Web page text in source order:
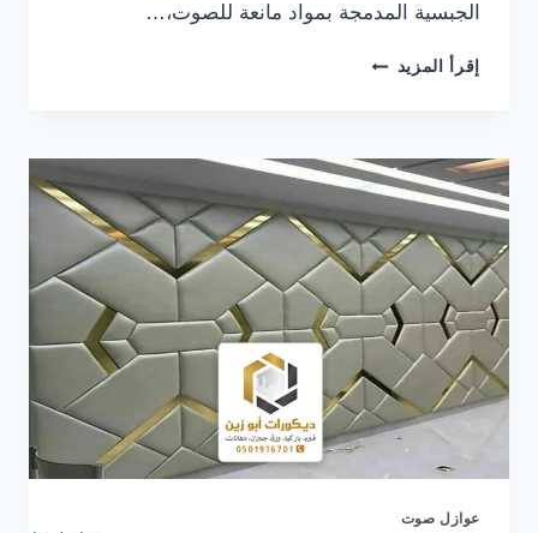
الجبسية المدمجة بمواد مانعة للصوت،…
إقرأ المزيد تركيب
شمال
الرياض
ت:
0501916701
عزل
صوتي
للغرف
الرياض
عوازل صوت